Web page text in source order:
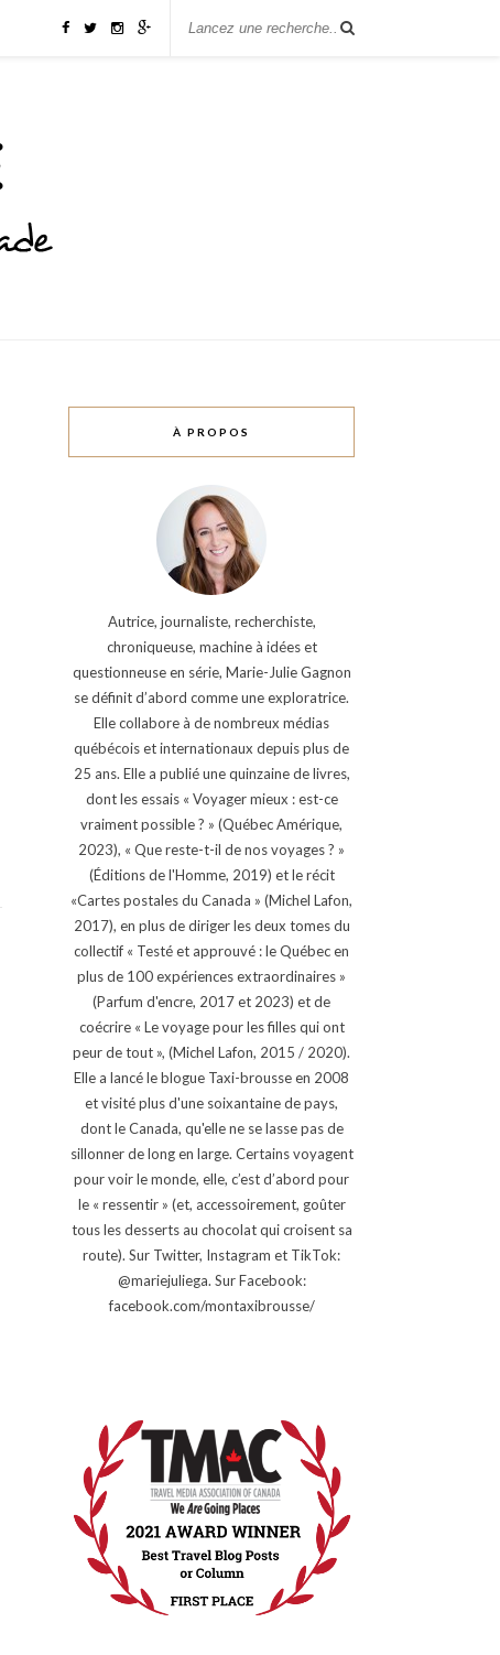
À PROPOS
Autrice, journaliste, recherchiste,
chroniqueuse, machine à idées et
questionneuse en série, Marie-Julie Gagnon
se définit d’abord comme une exploratrice.
Elle collabore à de nombreux médias
québécois et internationaux depuis plus de
25 ans. Elle a publié une quinzaine de livres,
dont les essais « Voyager mieux : est-ce
vraiment possible ? » (Québec Amérique,
2023), « Que reste-t-il de nos voyages ? »
(Éditions de l'Homme, 2019) et le récit
«Cartes postales du Canada » (Michel Lafon,
2017), en plus de diriger les deux tomes du
collectif « Testé et approuvé : le Québec en
plus de 100 expériences extraordinaires »
(Parfum d'encre, 2017 et 2023) et de
coécrire « Le voyage pour les filles qui ont
peur de tout », (Michel Lafon, 2015 / 2020).
Elle a lancé le blogue Taxi-brousse en 2008
et visité plus d'une soixantaine de pays,
dont le Canada, qu'elle ne se lasse pas de
sillonner de long en large. Certains voyagent
pour voir le monde, elle, c’est d’abord pour
le « ressentir » (et, accessoirement, goûter
tous les desserts au chocolat qui croisent sa
route). Sur Twitter, Instagram et TikTok:
@mariejuliega. Sur Facebook:
facebook.com/montaxibrousse/